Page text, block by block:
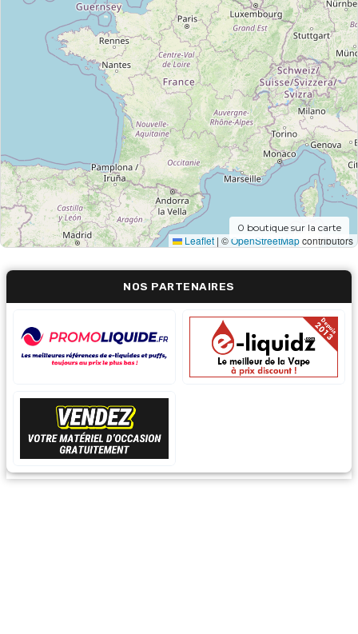
Leaflet | ©OpenStreetMapcontributors
0 boutique sur la carte
NOS PARTENAIRES